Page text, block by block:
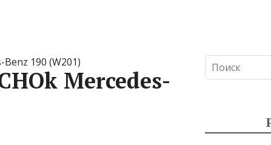
190 (W201)
Mercedes-